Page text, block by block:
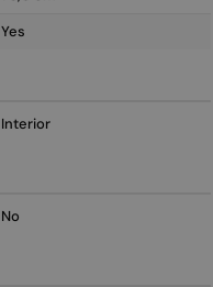
Yes
Interior
No